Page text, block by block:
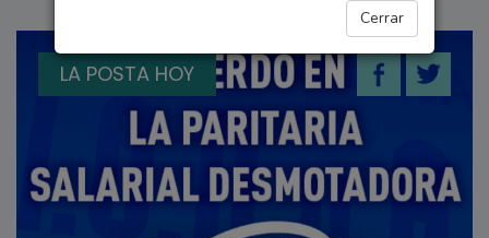
Cerrar
LA POSTA HOY